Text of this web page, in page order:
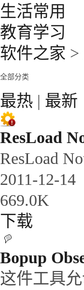
生活常用
教育学习
软件之家 >
全部分类
最热 | 最新
ResLoad
ResLoad
2011-12-14
669.0K
下载
Bopup
这件工具